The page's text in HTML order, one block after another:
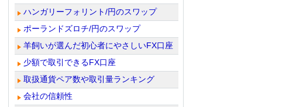
ハンガリーフォリント/円のスワップ
ポーランドズロチ/円のスワップ
羊飼いが選んだ初心者にやさしいFX口座
少額で取引できるFX口座
取扱通貨ペア数や取引量ランキング
会社の信頼性